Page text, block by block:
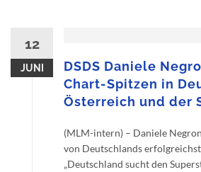
12
JUNI
DSDS Daniele
Chart-Spitzen in
Österreich und der
(MLM-intern) – Daniele
von Deutschlands
„Deutschland sucht den